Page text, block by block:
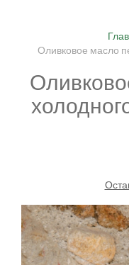
Оливковое масло